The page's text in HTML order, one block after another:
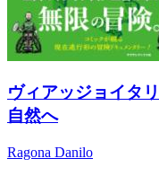
ヴィアッジョイタ
自然へ
Ragona Danilo